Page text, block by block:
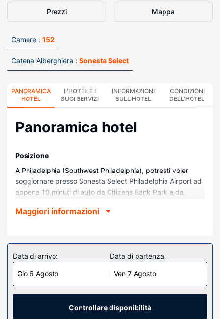
Prezzi Mappa
Camere : 152
Catena Alberghiera : Sonesta Select
PANORAMICA
HOTEL
L'HOTEL E I
SUOI SERVIZI
INFORMAZIONI
SULL'HOTEL
CONDIZIONI
DELL'HOTEL
Panoramica hotel
Posizione
A Philadelphia (Southwest Philadelphia), potresti voler
soggiornare presso Sonesta Select Philadelphia Airport ad
appena 10 minuti di auto da Citizens Bank Park e da
Lincoln Financial Field e 11 km da University of
Rilassati in una delle 152 camere della struttura, completa
di frigorifero. Riposati su un comodo letto con materasso a
doppio strato e biancheria in cotone egiziano. Il Wi-Fi
gratuito ti consente di restare in contatto con il mondo,
mentre la TV con canali via cavo è l'ideale per concedersi
un po' di svago. Il bagno in camera dispone di
Maggiori informazioni
Data di arrivo:
Gio 6 Agosto
Data di partenza:
Ven 7 Agosto
Controllare disponibilità